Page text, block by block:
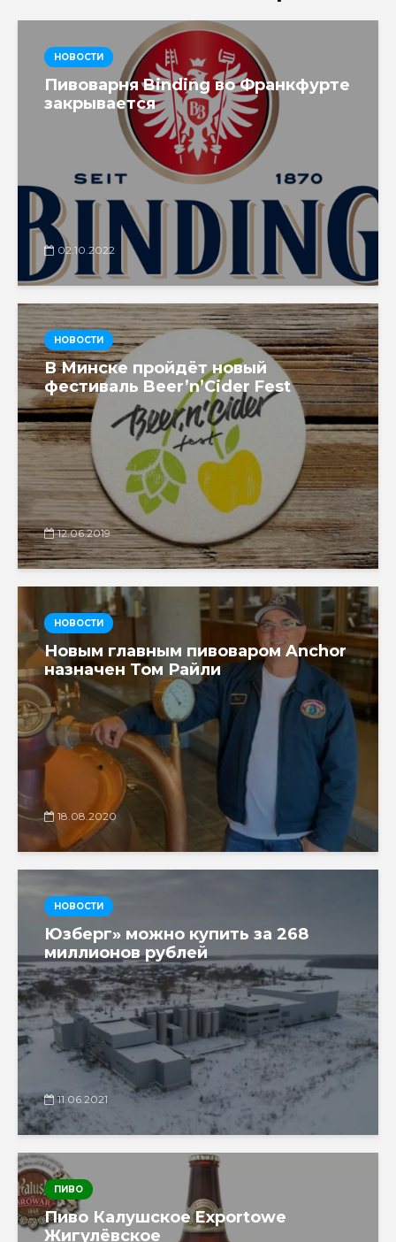
НОВОСТИ
Пивоварня Binding во Франкфурте
закрывается
02.10.2022
НОВОСТИ
В Минске пройдёт новый
фестиваль Beer’n’Cider Fest
12.06.2019
НОВОСТИ
Новым главным пивоваром Anchor
назначен Том Райли
18.08.2020
НОВОСТИ
Юзберг» можно купить за 268
миллионов рублей
11.06.2021
ПИВО
Пиво Калушское Exportowe
Жигулёвское